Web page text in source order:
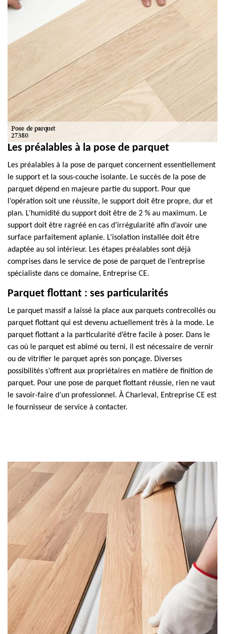
Les préalables à la pose de parquet
Les préalables à la pose de parquet concernent essentiellement
le support et la sous-couche isolante. Le succès de la pose de
parquet dépend en majeure partie du support. Pour que
l’opération soit une réussite, le support doit être propre, dur et
plan. L’humidité du support doit être de 2 % au maximum. Le
support doit être ragréé en cas d’irrégularité afin d’avoir une
surface parfaitement aplanie. L’isolation installée doit être
adaptée au sol intérieur. Les étapes préalables sont déjà
comprises dans le service de pose de parquet de l’entreprise
spécialiste dans ce domaine, Entreprise CE.
Parquet flottant : ses particularités
Le parquet massif a laissé la place aux parquets contrecollés ou
parquet flottant qui est devenu actuellement très à la mode. Le
parquet flottant a la particularité d’être facile à poser. Dans le
cas où le parquet est abîmé ou terni, il est nécessaire de vernir
ou de vitrifier le parquet après son ponçage. Diverses
possibilités s’offrent aux propriétaires en matière de finition de
parquet. Pour une pose de parquet flottant réussie, rien ne vaut
le savoir-faire d’un professionnel. À Charleval, Entreprise CE est
le fournisseur de service à contacter.